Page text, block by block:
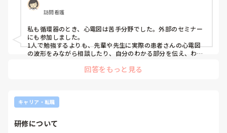
訪問看護
私も循環器のとき、心電図は苦手分野でした。外部のセミナー
にも参加しました。
1人で勉強するよりも、先輩や先生に実際の患者さんの心電図
の波形をみながら相談したり、自分のわかる部分を伝え、わか
解していった感じです。 回答をもっと見る
キャリア・転職
研修について